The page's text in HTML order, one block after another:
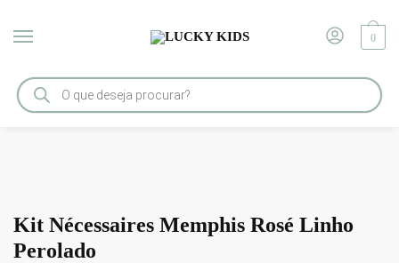
0
Início / ACESSÓRIOS / Kit Nécessaires Memphis Rosé Linho Perolado
Kit Nécessaires Memphis Rosé Linho
Perolado